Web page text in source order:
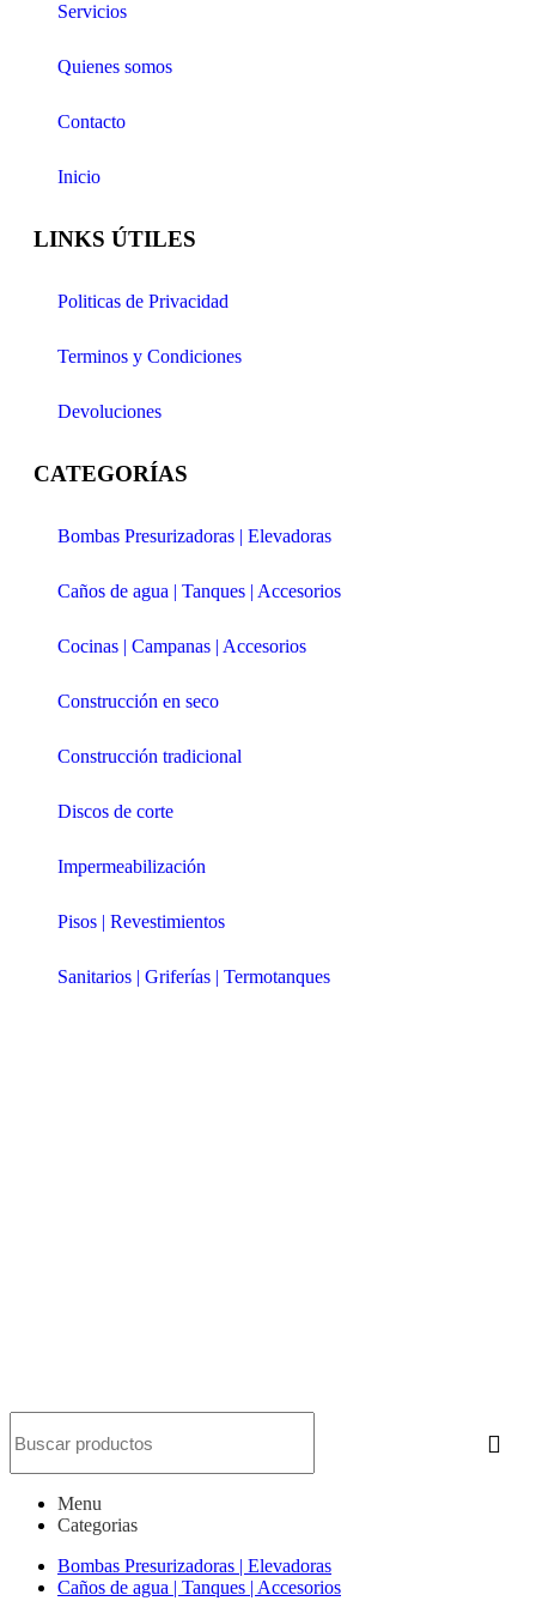
Servicios
Quienes somos
Contacto
Inicio
LINKS ÚTILES
Politicas de Privacidad
Terminos y Condiciones
Devoluciones
CATEGORÍAS
Bombas Presurizadoras | Elevadoras
Caños de agua | Tanques | Accesorios
Cocinas | Campanas | Accesorios
Construcción en seco
Construcción tradicional
Discos de corte
Impermeabilización
Pisos | Revestimientos
Sanitarios | Griferías | Termotanques
Menu
Categorias
Bombas Presurizadoras | Elevadoras
Caños de agua | Tanques | Accesorios